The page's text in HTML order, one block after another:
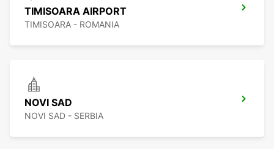
TIMISOARA AIRPORT
TIMISOARA - ROMANIA
NOVI SAD
NOVI SAD - SERBIA